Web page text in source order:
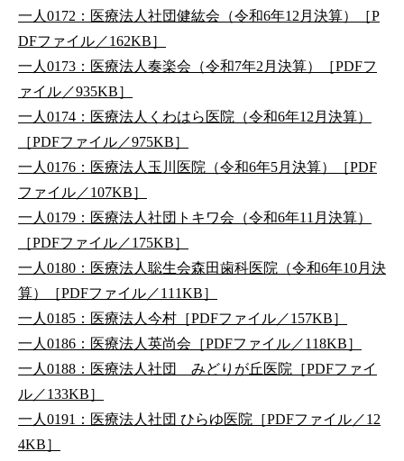
一人0172：医療法人社団健紘会（令和6年12月決算）［P
DFファイル／162KB］
一人0173：医療法人奏楽会（令和7年2月決算）［PDFフ
ァイル／935KB］
一人0174：医療法人くわはら医院（令和6年12月決算）
［PDFファイル／975KB］
一人0176：医療法人玉川医院（令和6年5月決算）［PDF
ファイル／107KB］
一人0179：医療法人社団トキワ会（令和6年11月決算）
［PDFファイル／175KB］
一人0180：医療法人聡生会森田歯科医院（令和6年10月決
算）［PDFファイル／111KB］
一人0185：医療法人今村［PDFファイル／157KB］
一人0186：医療法人英尚会［PDFファイル／118KB］
一人0188：医療法人社団 みどりが丘医院［PDFファイ
ル／133KB］
一人0191：医療法人社団 ひらゆ医院［PDFファイル／12
4KB］